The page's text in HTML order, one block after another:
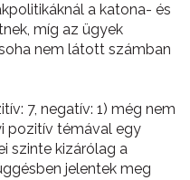
a katona- és
míg az ügyek
nem látott számban
7, negatív: 1) még nem
pozitív témával egy
szinte kizárólag a
jelentek meg